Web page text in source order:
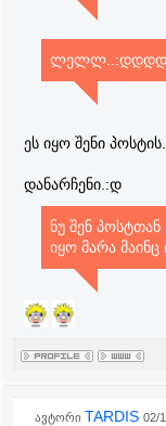
ეფექტი სწორედ
ლელლ..:დდდდ
ეს იყო შენი
დანარჩენი.:დ
ნუ შენ
იყო მარა
ავტორი TARDIS 02/